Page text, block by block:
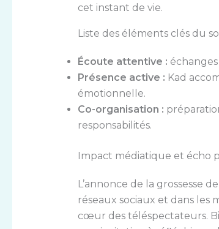
cet instant de vie.
Liste des éléments clés du
Écoute attentive :
Présence active : Kad
émotionnelle.
Co-organisation :
responsabilités.
Impact médiatique et écho
L’annonce de la grossesse
réseaux sociaux et dans les
cœur des téléspectateurs.